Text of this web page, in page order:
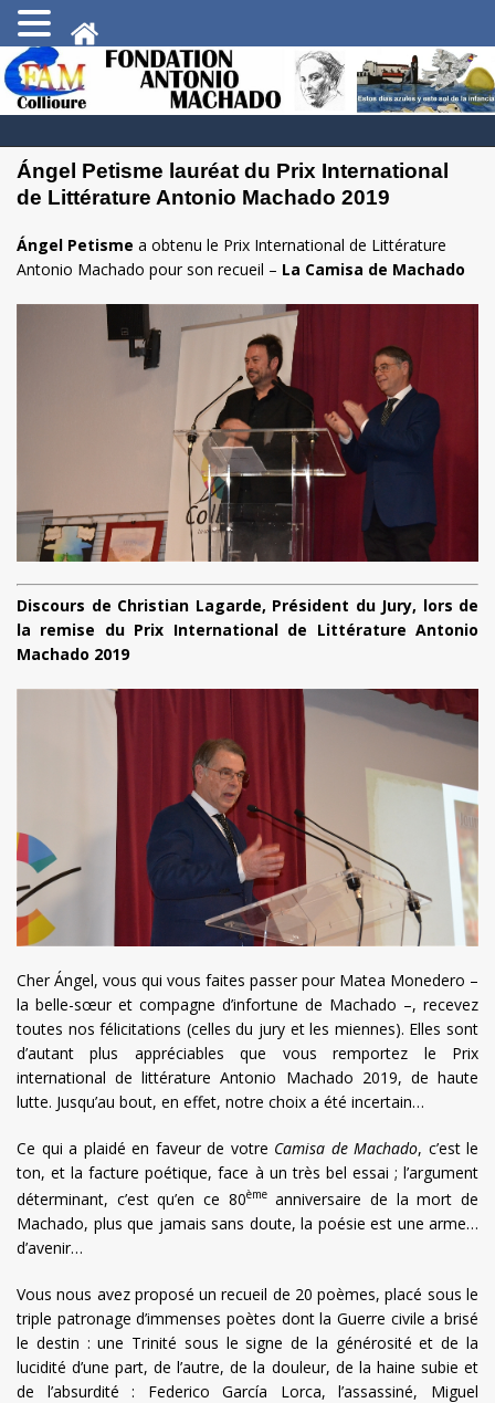
Ángel Petisme lauréat du Prix International
de Littérature Antonio Machado 2019
Ángel Petisme a obtenu le Prix International de Littérature
Antonio Machado pour son recueil – La Camisa de Machado
Discours de Christian Lagarde, Président du Jury, lors de
la remise du Prix International de Littérature Antonio
Machado 2019
Cher Ángel, vous qui vous faites passer pour Matea Monedero –
la belle-sœur et compagne d’infortune de Machado –, recevez
toutes nos félicitations (celles du jury et les miennes). Elles sont
d’autant plus appréciables que vous remportez le Prix
international de littérature Antonio Machado 2019, de haute
lutte. Jusqu’au bout, en effet, notre choix a été incertain…
Ce qui a plaidé en faveur de votre Camisa de Machado, c’est le
ton, et la facture poétique, face à un très bel essai ; l’argument
déterminant, c’est qu’en ce 80èmeanniversaire de la mort de
Machado, plus que jamais sans doute, la poésie est une arme…
d’avenir…
Vous nous avez proposé un recueil de 20 poèmes, placé sous le
triple patronage d’immenses poètes dont la Guerre civile a brisé
le destin : une Trinité sous le signe de la générosité et de la
lucidité d’une part, de l’autre, de la douleur, de la haine subie et
de l’absurdité : Federico García Lorca, l’assassiné, Miguel